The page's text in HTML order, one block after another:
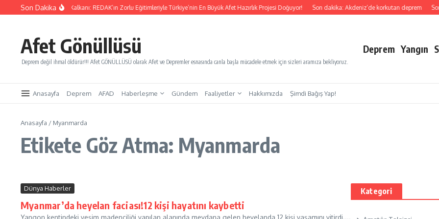
İçeriğe atlaSon Dakika
Kurtaracak Gençlik Kalkanı: REDAK’ın Zorlu Eğitimleriyle Türkiye’nin En Büyük Afet Hazırlık Projesi Doğuyor! Son dakika: Akdeniz’de korkutan deprem
Afet Gönüllüsü
Deprem değil ihmal öldürür!!! Afet GÖNÜLLÜSÜ olarak Afet ve Depremler esnasında canla başla mücadele etmek için sizleri aramıza bekliyoruz.
Deprem Yangın
Anasayfa Deprem AFAD Haberleşme Gündem Faaliyetler Hakkımızda Şimdi Bağış Yap!
Anasayfa / Myanmarda
Etikete Göz Atma: Myanmarda
Dünya Haberler
Myanmar’da heyelan faciası!12 kişi hayatını kaybetti
Yangon kentindeki yeşim madenciliği yapılan alanında meydana gelen heyelanda 12 kişi yaşamını yitirdi....
Kategori